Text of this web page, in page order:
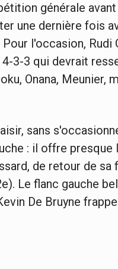
générale
une dernière fois
l'occasion, Rudi
3-3 qui devrait
Onana, Meunier,
sans
: il offre presque
de retour de sa
Le flanc gauche
De Bruyne